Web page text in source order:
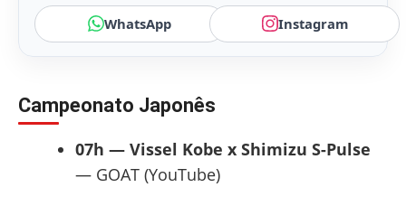
WhatsApp Instagram
Campeonato Japonês
07h — Vissel Kobe x Shimizu S-Pulse
— GOAT (YouTube)